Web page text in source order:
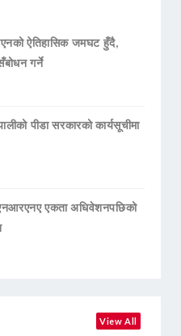
ऐतिहासिक जमघट हुँदै,
गर्ने
पीडा सरकारको कार्यसूचीमा
एनआरएनए एकता अधिवेशनपछिको
View All